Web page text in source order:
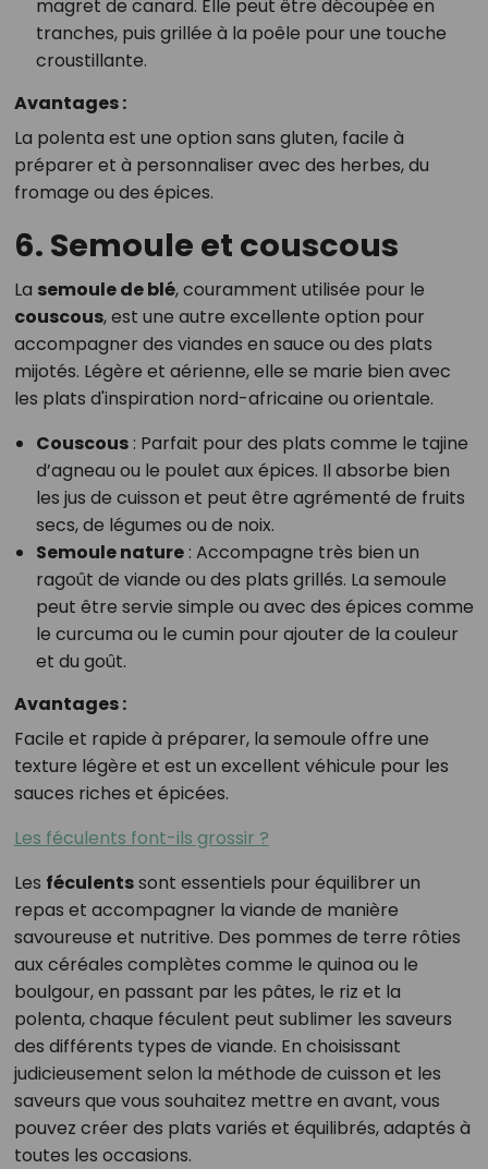
magret de canard. Elle peut être découpée en
tranches, puis grillée à la poêle pour une touche
croustillante.
Avantages :
La polenta est une option sans gluten, facile à
préparer et à personnaliser avec des herbes, du
fromage ou des épices.
6. Semoule et couscous
La semoule de blé, couramment utilisée pour le
couscous, est une autre excellente option pour
accompagner des viandes en sauce ou des plats
mijotés. Légère et aérienne, elle se marie bien avec
les plats d'inspiration nord-africaine ou orientale.
Couscous: Parfait pour des plats comme le tajine
d’agneau ou le poulet aux épices. Il absorbe bien
les jus de cuisson et peut être agrémenté de fruits
secs, de légumes ou de noix.
Semoule nature: Accompagne très bien un
ragoût de viande ou des plats grillés. La semoule
peut être servie simple ou avec des épices comme
le curcuma ou le cumin pour ajouter de la couleur
et du goût.
Avantages :
Facile et rapide à préparer, la semoule offre une
texture légère et est un excellent véhicule pour les
sauces riches et épicées.
Les féculents font-ils grossir ?
Les féculentssont essentiels pour équilibrer un
repas et accompagner la viande de manière
savoureuse et nutritive. Des pommes de terre rôties
aux céréales complètes comme le quinoa ou le
boulgour, en passant par les pâtes, le riz et la
polenta, chaque féculent peut sublimer les saveurs
des différents types de viande. En choisissant
judicieusement selon la méthode de cuisson et les
saveurs que vous souhaitez mettre en avant, vous
pouvez créer des plats variés et équilibrés, adaptés à
toutes les occasions.